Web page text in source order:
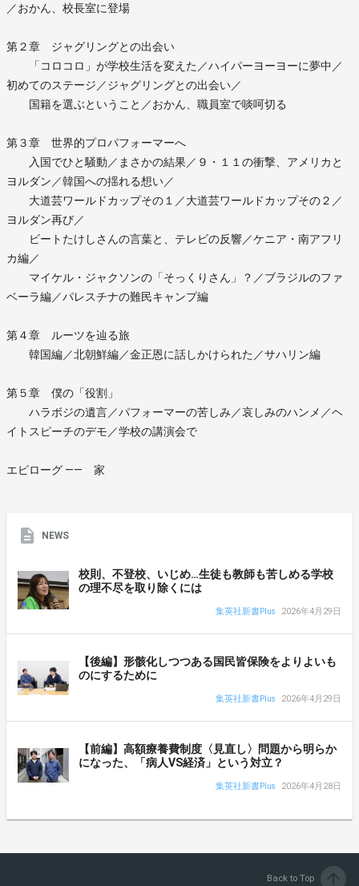
／おかん、校長室に登場
第２章 ジャグリングとの出会い
「コロコロ」が学校生活を変えた／ハイパーヨーヨーに夢中／
初めてのステージ／ジャグリングとの出会い／
国籍を選ぶということ／おかん、職員室で啖呵切る
第３章 世界的プロパフォーマーへ
入国でひと騒動／まさかの結果／９・１１の衝撃、アメリカと
ヨルダン／韓国への揺れる想い／
大道芸ワールドカップその１／大道芸ワールドカップその２／
ヨルダン再び／
ビートたけしさんの言葉と、テレビの反響／ケニア・南アフリ
カ編／
マイケル・ジャクソンの「そっくりさん」？／ブラジルのファ
ベーラ編／パレスチナの難民キャンプ編
第４章 ルーツを辿る旅
韓国編／北朝鮮編／金正恩に話しかけられた／サハリン編
第５章 僕の「役割」
ハラボジの遺言／パフォーマーの苦しみ／哀しみのハンメ／ヘ
イトスピーチのデモ／学校の講演会で
エピローグ ―― 家
NEWS
校則、不登校、いじめ…生徒も教師も苦しめる学校
の理不尽を取り除くには
集英社新書Plus 2026年4月29日
【後編】形骸化しつつある国民皆保険をよりよいも
のにするために
集英社新書Plus 2026年4月29日
【前編】高額療養費制度〈見直し〉問題から明らか
になった、「病人VS経済」という対立？
集英社新書Plus 2026年4月28日
Back to Top